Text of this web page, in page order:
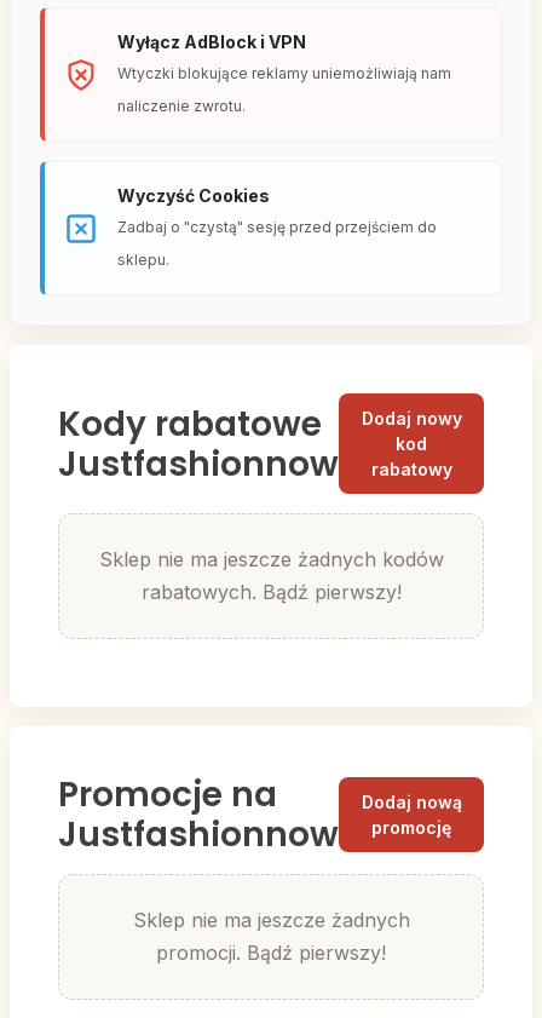
Wyłącz AdBlock i VPN
Wtyczki blokujące reklamy uniemożliwiają nam
naliczenie zwrotu.
Wyczyść Cookies
Zadbaj o "czystą" sesję przed przejściem do
sklepu.
Kody rabatowe
Justfashionnow
Dodaj nowy
kod
rabatowy
Sklep nie ma jeszcze żadnych kodów
rabatowych. Bądź pierwszy!
Promocje na
Justfashionnow
Dodaj nową
promocję
Sklep nie ma jeszcze żadnych
promocji. Bądź pierwszy!